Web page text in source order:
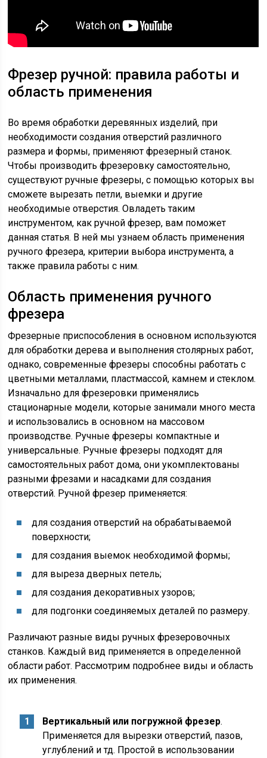
Фрезер ручной: правила работы и
область применения
Во время обработки деревянных изделий, при
необходимости создания отверстий различного
размера и формы, применяют фрезерный станок.
Чтобы производить фрезеровку самостоятельно,
существуют ручные фрезеры, с помощью которых вы
сможете вырезать петли, выемки и другие
необходимые отверстия. Овладеть таким
инструментом, как ручной фрезер, вам поможет
данная статья. В ней мы узнаем область применения
ручного фрезера, критерии выбора инструмента, а
также правила работы с ним.
Область применения ручного
фрезера
Фрезерные приспособления в основном используются
для обработки дерева и выполнения столярных работ,
однако, современные фрезеры способны работать с
цветными металлами, пластмассой, камнем и стеклом.
Изначально для фрезеровки применялись
стационарные модели, которые занимали много места
и использовались в основном на массовом
производстве. Ручные фрезеры компактные и
универсальные. Ручные фрезеры подходят для
самостоятельных работ дома, они укомплектованы
разными фрезами и насадками для создания
отверстий. Ручной фрезер применяется:
для создания отверстий на обрабатываемой
поверхности;
для создания выемок необходимой формы;
для выреза дверных петель;
для создания декоративных узоров;
для подгонки соединяемых деталей по размеру.
Различают разные виды ручных фрезеровочных
станков. Каждый вид применяется в определенной
области работ. Рассмотрим подробнее виды и область
их применения.
Вертикальный или погружной фрезер.
Применяется для вырезки отверстий, пазов,
углублений и тд. Простой в использовании